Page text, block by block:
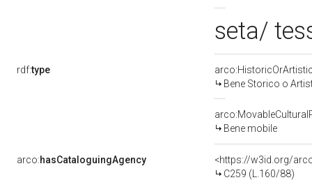
seta/
rdf:type
Bene Storico o
Bene mobile
arco:hasCataloguingAgency
<https://w3id.org/
C259 (L.160/88)